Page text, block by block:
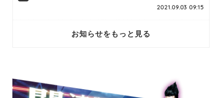
2021.09.03 09:15
お知らせをもっと見る